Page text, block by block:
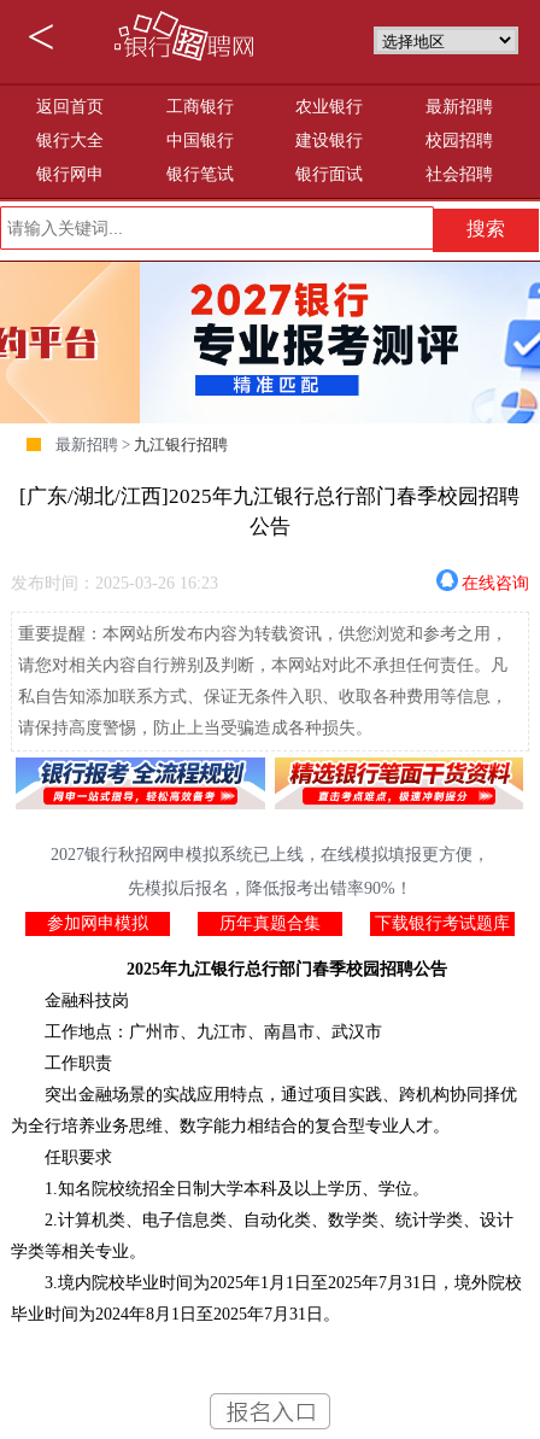
<
返回首页 工商银行 农业银行
最新招聘
银行大全
中国银行 建设银行
校园招聘
银行网申
银行笔试 银行面试 社会招聘
最新招聘 > 九江银行招聘
[广东/湖北/江西]2025年九江银行总行部门春季校园招聘
公告
发布时间：2025-03-26 16:23 在线咨询
重要提醒：本网站所发布内容为转载资讯，供您浏览和参考之用，
请您对相关内容自行辨别及判断，本网站对此不承担任何责任。凡
私自告知添加联系方式、保证无条件入职、收取各种费用等信息，
请保持高度警惕，防止上当受骗造成各种损失。
2027银行秋招网申模拟系统已上线，在线模拟填报更方便，
先模拟后报名，降低报考出错率90%！
参加网申模拟
历年真题合集 下载银行考试题库
2025年九江银行总行部门春季校园招聘公告
金融科技岗
工作地点：广州市、九江市、南昌市、武汉市
工作职责
突出金融场景的实战应用特点，通过项目实践、跨机构协同择优
为全行培养业务思维、数字能力相结合的复合型专业人才。
任职要求
1.知名院校统招全日制大学本科及以上学历、学位。
2.计算机类、电子信息类、自动化类、数学类、统计学类、设计
学类等相关专业。
3.境内院校毕业时间为2025年1月1日至2025年7月31日，境外院校
毕业时间为2024年8月1日至2025年7月31日。